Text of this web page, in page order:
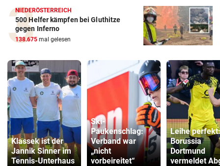
NIEDERÖSTERREICH
500 Helfer kämpfen bei Gluthitze
gegen Inferno
138.675 mal gelesen
Klassek ist der
Jannik Sinner im
Tennis-Unterhaus
Ski-
Paukenschlag:
Verband war
„nicht
vorbeireitet“
Leihe perfekt:
Borussia
Dortmund
vermeldet